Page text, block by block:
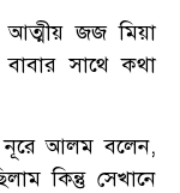
আত্মীয় জজ মিয়া
সাথে কথা
নূরে আলম বলেন,
কিন্তু সেখানে